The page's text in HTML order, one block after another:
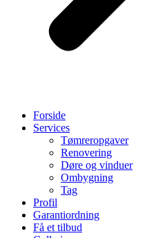
Forside
Services
Tømreropgaver
Renovering
Døre og vinduer
Ombygning
Tag
Profil
Garantiordning
Få et tilbud